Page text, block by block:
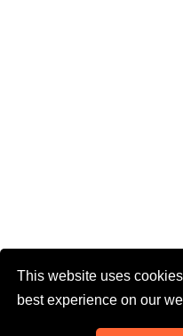
This website uses
best experience on our